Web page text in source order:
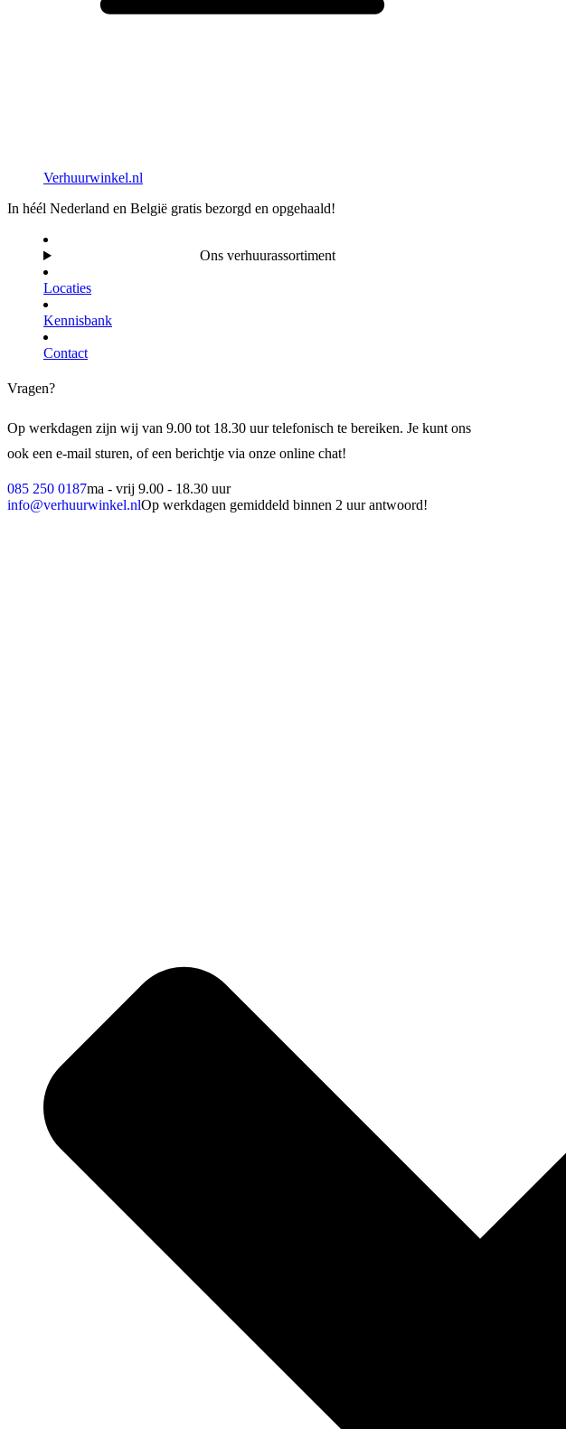
Verhuurwinkel.nl
In héél Nederland en België gratis bezorgd en opgehaald!
Ons verhuurassortiment
Locaties
Kennisbank
Contact
Vragen?
Op werkdagen zijn wij van 9.00 tot 18.30 uur telefonisch te bereiken. Je kunt ons
ook een e-mail sturen, of een berichtje via onze online chat!
085 250 0187ma - vrij 9.00 - 18.30 uur
info@verhuurwinkel.nlOp werkdagen gemiddeld binnen 2 uur antwoord!